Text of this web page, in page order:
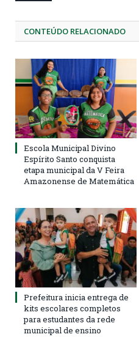
CONTEÚDO RELACIONADO
Escola Municipal Divino
Espírito Santo conquista
etapa municipal da V Feira
Amazonense de Matemática
Prefeitura inicia entrega de
kits escolares completos
para estudantes da rede
municipal de ensino